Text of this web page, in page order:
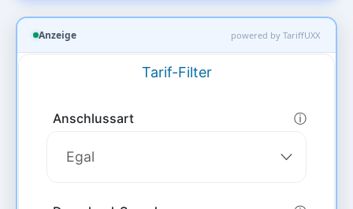
Anzeige powered by TariffUXX